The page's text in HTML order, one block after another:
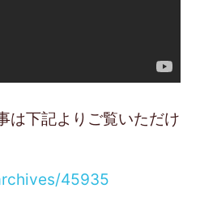
は下記よりご覧いただけ
45935